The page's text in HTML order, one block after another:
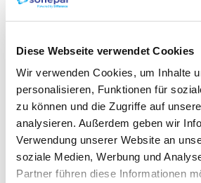
Diese Webseite verwendet Cookies
Wir verwenden Cookies, um Inhalte
personalisieren, Funktionen für
zu können und die Zugriffe auf
analysieren. Außerdem geben wir
Verwendung unserer Website an
soziale Medien, Werbung und
Partner führen diese Informationen